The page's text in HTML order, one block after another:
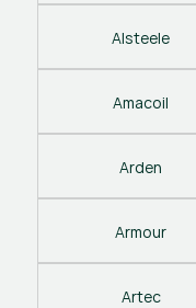
Alsteele
Amacoil
Arden
Armour
Artec